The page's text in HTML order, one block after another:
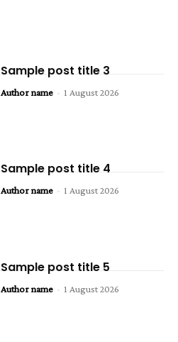
Sample post title 3
Author name - 1 August 2026
Sample post title 4
Author name - 1 August 2026
Sample post title 5
Author name - 1 August 2026